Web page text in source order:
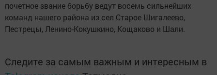
почетное звание борьбу ведут восемь сильнейших
команд нашего района из сел Старое Шигалеево,
Пестрецы, Ленино-Кокушкино, Кощаково и Шали.
Следите за самым важным и интересным в